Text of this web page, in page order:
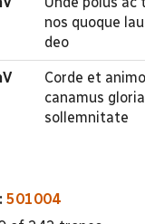
nos quoque
deo
Corde et
canamus
sollemnitate
501004